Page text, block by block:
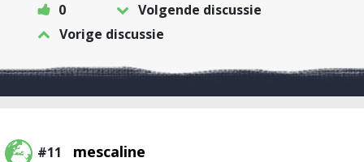
0
Volgende discussie
Vorige discussie
#11 mescaline